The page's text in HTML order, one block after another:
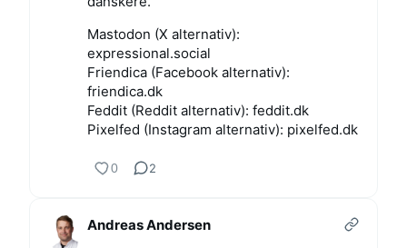
Mastodon (X alternativ):
expressional.social
Friendica (Facebook alternativ):
friendica.dk
Feddit (Reddit alternativ): feddit.dk
Pixelfed (Instagram alternativ): pixelfed.dk
0 2
Andreas Andersen